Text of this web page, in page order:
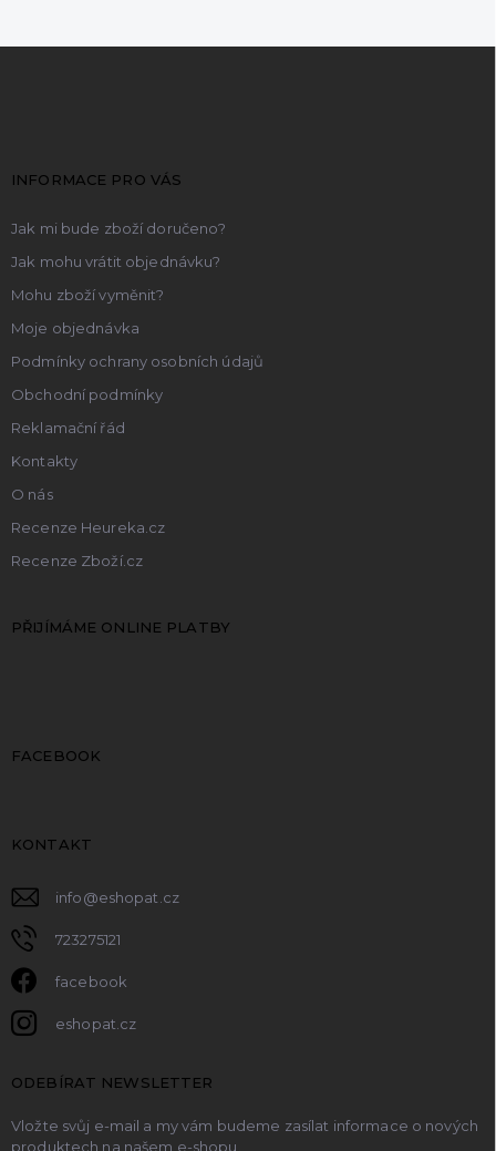
INFORMACE PRO VÁS
Jak mi bude zboží doručeno?
Jak mohu vrátit objednávku?
Mohu zboží vyměnit?
Moje objednávka
Podmínky ochrany osobních údajů
Obchodní podmínky
Reklamační řád
Kontakty
O nás
Recenze Heureka.cz
Recenze Zboží.cz
PŘIJÍMÁME ONLINE PLATBY
FACEBOOK
KONTAKT
info@eshopat.cz
723275121
facebook
eshopat.cz
ODEBÍRAT NEWSLETTER
Vložte svůj e-mail a my vám budeme zasílat informace o nových
produktech na našem e-shopu.